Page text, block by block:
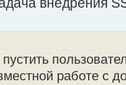
внедрения
работе с